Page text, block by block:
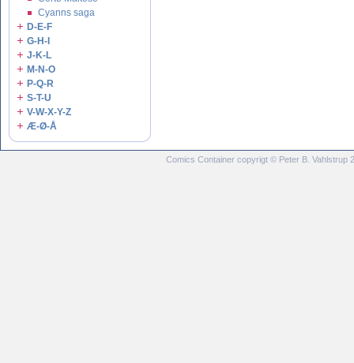
Cyanns saga
D-E-F
G-H-I
J-K-L
M-N-O
P-Q-R
S-T-U
V-W-X-Y-Z
Æ-Ø-Å
Comics Container copyrigt © Peter B.